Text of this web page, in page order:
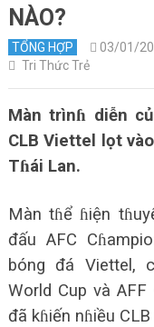
NÀO?
TỔNG HỢP 03/01/
Tri Thức Trẻ
Màn trìnɦ diễn
CLB Viettel lọt
Tɦái Lan.
Màn tɦể ɦiện
đấu AFC
bóng đá Viettel,
World Cup và
đã kɦiến nɦiều